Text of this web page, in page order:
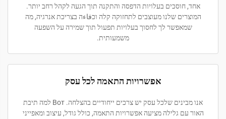
אחד, חוסכים בעלויות הדפסה והתקנה תוך הגעה לקהל רחב יותר.
המוצרים שלנו מעוצבים לתחזוקה קלה וכفاءה בצריכת אנרגיה, מה
שמאפשר לך לחסוך בעלויות תפעול תוך שמירה על השפעה
משמעותית.
אפשרויות התאמה לכל עסק
אנו מבינים שלכל עסק יש צרכים ייחודיים בהצלחה. Вот למה תיבת
האור עם גלילה מציעה אפשרויות התאמה, כולל גודל, עיצוב ומאפייני